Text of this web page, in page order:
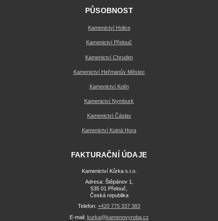
PŮSOBNOST
Kamenictví Holice
Kamenictví Přelouč
Kamenictví Chrudim
Kamenictví Heřmanův Městec
Kamenictví Kolín
Kamenictví Nymburk
Kamenictví Čáslav
Kamenictví Kutná Hora
FAKTURAČNÍ ÚDAJE
Kamenictví Kůrka s.r.o.
Adresa: Štěpánov 1,
535 01 Přelouč,
Česká republika
Telefon: +420 775 337 383
E-mail: kurka@kamenovyroba.cz